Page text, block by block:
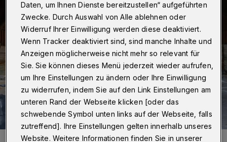
Eines der Salzlager des ESW.
Daten, um Ihnen Dienste bereitzustellen“ aufgeführten
Zwecke. Durch Auswahl von Alle ablehnen oder
Widerruf Ihrer Einwilligung werden diese deaktiviert.
Wenn Tracker deaktiviert sind, sind manche Inhalte und
Anzeigen möglicherweise nicht mehr so relevant für
Sie. Sie können dieses Menü jederzeit wieder aufrufen,
um Ihre Einstellungen zu ändern oder Ihre Einwilligung
zu widerrufen, indem Sie auf den Link Einstellungen am
unteren Rand der Webseite klicken [oder das
schwebende Symbol unten links auf der Webseite, falls
zutreffend]. Ihre Einstellungen gelten innerhalb unseres
Website. Weitere Informationen finden Sie in unserer